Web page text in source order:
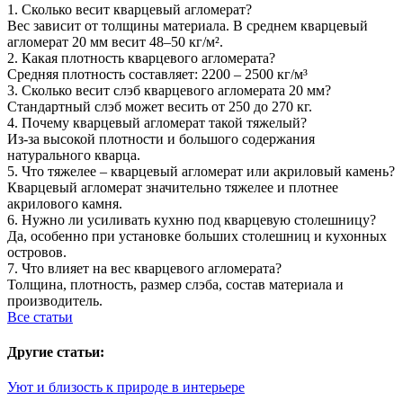
1. Сколько весит кварцевый агломерат?
Вес зависит от толщины материала. В среднем кварцевый
агломерат 20 мм весит 48–50 кг/м².
2. Какая плотность кварцевого агломерата?
Средняя плотность составляет: 2200 – 2500 кг/м³
3. Сколько весит слэб кварцевого агломерата 20 мм?
Стандартный слэб может весить от 250 до 270 кг.
4. Почему кварцевый агломерат такой тяжелый?
Из-за высокой плотности и большого содержания
натурального кварца.
5. Что тяжелее – кварцевый агломерат или акриловый камень?
Кварцевый агломерат значительно тяжелее и плотнее
акрилового камня.
6. Нужно ли усиливать кухню под кварцевую столешницу?
Да, особенно при установке больших столешниц и кухонных
островов.
7. Что влияет на вес кварцевого агломерата?
Толщина, плотность, размер слэба, состав материала и
производитель.
Все статьи
Другие статьи:
Уют и близость к природе в интерьере